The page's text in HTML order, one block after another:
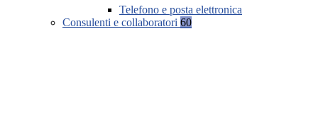
Telefono e posta elettronica
Consulenti e collaboratori 60